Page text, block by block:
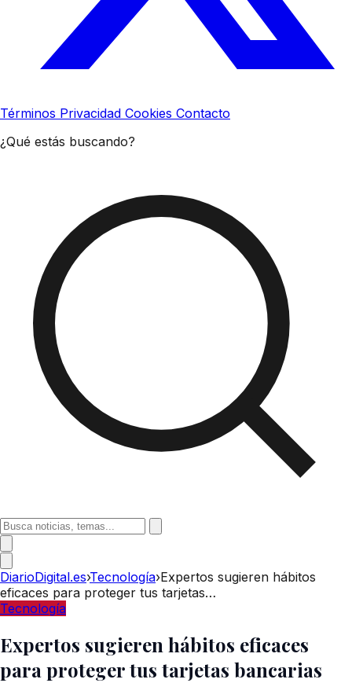
Términos Privacidad Cookies Contacto
¿Qué estás buscando?
DiarioDigital.es›Tecnología›Expertos sugieren hábitos
eficaces para proteger tus tarjetas…
Tecnología
Expertos sugieren hábitos eficaces
para proteger tus tarjetas bancarias